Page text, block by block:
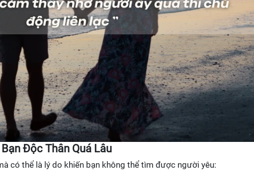
Độc Thân Quá Lâu
có thể là lý do khiến bạn không thể tìm được người yêu: